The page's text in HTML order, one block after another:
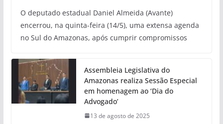
O deputado estadual Daniel Almeida (Avante)
encerrou, na quinta-feira (14/5), uma extensa agenda
no Sul do Amazonas, após cumprir compromissos
Assembleia Legislativa do
Amazonas realiza Sessão Especial
em homenagem ao ‘Dia do
Advogado’
13 de agosto de 2025